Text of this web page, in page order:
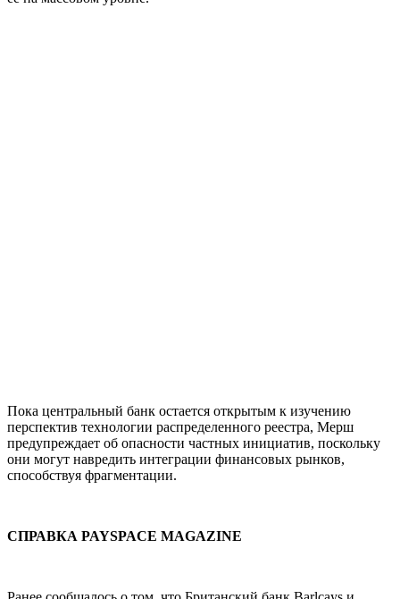
Пока центральный банк остается открытым к изучению
перспектив технологии распределенного реестра, Мерш
предупреждает об опасности частных инициатив, поскольку
они могут навредить интеграции финансовых рынков,
способствуя фрагментации.
СПРАВКА PAYSPACE MAGAZINE